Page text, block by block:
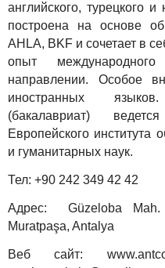
английского, турецкого
построена на основе
AHLA, BKF и сочетает в
опыт
направлении. Особое
иностранных
(бакалавриат)
Европейского института
и гуманитарных наук.
Тел: +90 242 349 42 42
Адрес: Güzeloba Mah.
Muratpaşa, Antalya
Веб сайт: